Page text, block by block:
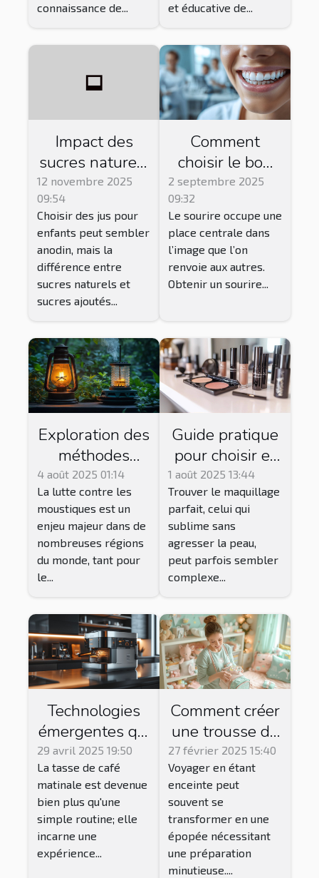
connaissance de... et éducative de...
Impact des
sucres naturels
vs. ajoutés
dans les jus
pour enfants
12 novembre 2025
09:54
Choisir des jus pour
enfants peut sembler
anodin, mais la
différence entre
sucres naturels et
sucres ajoutés...
Comment
choisir le bon
traitement
esthétique
dentaire pour
votre sourire ?
2 septembre 2025
09:32
Le sourire occupe une
place centrale dans
l’image que l’on
renvoie aux autres.
Obtenir un sourire...
Exploration des
méthodes
traditionnelles
et modernes de
lutte contre les
moustiques
4 août 2025 01:14
La lutte contre les
moustiques est un
enjeu majeur dans de
nombreuses régions
du monde, tant pour
le...
Guide pratique
pour choisir et
acheter du
maquillage
Younique
adapté à votre
peau
1 août 2025 13:44
Trouver le maquillage
parfait, celui qui
sublime sans
agresser la peau,
peut parfois sembler
complexe...
Technologies
émergentes qui
transforment
l'expérience du
café
29 avril 2025 19:50
La tasse de café
matinale est devenue
bien plus qu'une
simple routine; elle
incarne une
expérience...
Comment créer
une trousse de
secours idéale
pour les futures
mamans en
voyage
27 février 2025 15:40
Voyager en étant
enceinte peut
souvent se
transformer en une
épopée nécessitant
une préparation
minutieuse....